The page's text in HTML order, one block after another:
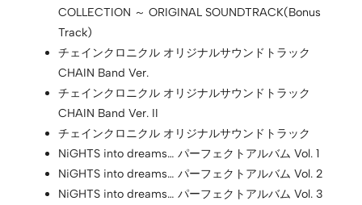
COLLECTION ～ ORIGINAL SOUNDTRACK(Bonus
Track)
チェインクロニクル オリジナルサウンドトラック
CHAIN Band Ver.
チェインクロニクル オリジナルサウンドトラック
CHAIN Band Ver. II
チェインクロニクル オリジナルサウンドトラック
NiGHTS into dreams… パーフェクトアルバム Vol. 1
NiGHTS into dreams… パーフェクトアルバム Vol. 2
NiGHTS into dreams… パーフェクトアルバム Vol. 3